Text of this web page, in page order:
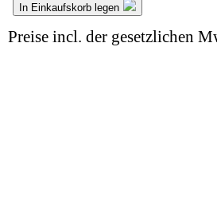
In Einkaufskorb legen
Preise incl. der gesetzlichen